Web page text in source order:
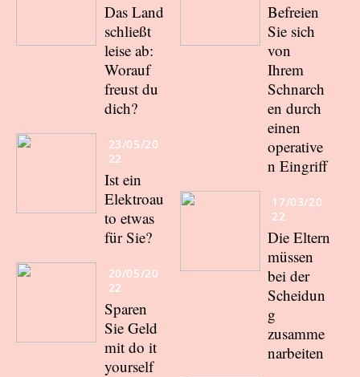
Das Land
schließt
leise ab:
Worauf
freust du
dich?
23/05/20
22
Ist ein
Elektroau
to etwas
für Sie?
20/05/20
22
Sparen
Sie Geld
mit do it
yourself
Befreien
Sie sich
von
Ihrem
Schnarch
en durch
einen
operative
n Eingriff
17/03/20
22
Die Eltern
müssen
bei der
Scheidun
g
zusamme
narbeiten